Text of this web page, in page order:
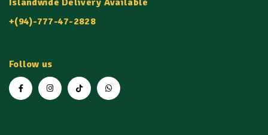
Islandwide Delivery Available
+(94)-777-47-2828
Follow us